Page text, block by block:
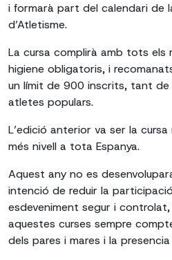
i formarà part del calendari de
d’Atletisme.
La cursa complirà amb tots els
higiene obligatoris, i
un límit de 900 inscrits, tant de
atletes populars.
L’edició anterior va ser la
més nivell a tota Espanya.
Aquest any no es
intenció de reduir la
esdeveniment segur i
aquestes curses sempre
dels pares i mares i la